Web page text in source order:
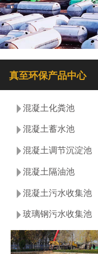
真至环保产品中心
混凝土化粪池
混凝土蓄水池
混凝土调节沉淀池
混凝土隔油池
混凝土污水收集池
玻璃钢污水收集池